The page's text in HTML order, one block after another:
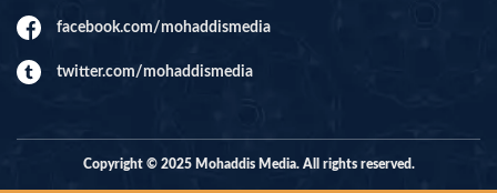
facebook.com/mohaddismedia
twitter.com/mohaddismedia
Copyright © 2025 Mohaddis Media. All rights reserved.